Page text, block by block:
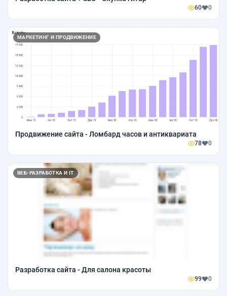
60 0
МАРКЕТИНГ И ПРОДВИЖЕНИЕ
Продвижение сайта - Ломбард часов и антиквариата
78 0
ВЕБ-РАЗРАБОТКА И IT
Разработка сайта - Для салона красоты
99 0